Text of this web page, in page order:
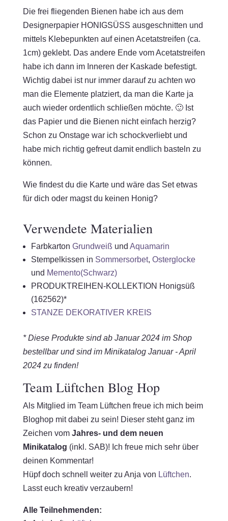
Die frei fliegenden Bienen habe ich aus dem
Designerpapier HONIGSÜSS ausgeschnitten und
mittels Klebepunkten auf einen Acetatstreifen (ca.
1cm) geklebt. Das andere Ende vom Acetatstreifen
habe ich dann im Inneren der Kaskade befestigt.
Wichtig dabei ist nur immer darauf zu achten wo
man die Elemente platziert, da man die Karte ja
auch wieder ordentlich schließen möchte. 🙂 Ist
das Papier und die Bienen nicht einfach herzig?
Schon zu Onstage war ich schockverliebt und
habe mich richtig gefreut damit endlich basteln zu
können.
Wie findest du die Karte und wäre das Set etwas
für dich oder magst du keinen Honig?
Verwendete Materialien
Farbkarton Grundweiß und Aquamarin
Stempelkissen in Sommersorbet, Osterglocke
und Memento(Schwarz)
PRODUKTREIHEN-KOLLEKTION Honigsüß
(162562)*
STANZE DEKORATIVER KREIS
*Diese Produkte sind ab Januar 2024 im Shop
bestellbar und sind im Minikatalog Januar - April
2024 zu finden!
Team Lüftchen Blog Hop
Als Mitglied im Team Lüftchen freue ich mich beim
Bloghop mit dabei zu sein! Dieser steht ganz im
Zeichen vomJahres- und dem neuen
Minikatalog (inkl. SAB)! Ich freue mich sehr über
deinen Kommentar!
Hüpf doch schnell weiter zu Anja von Lüftchen.
Lasst euch kreativ verzaubern!
Alle Teilnehmenden: